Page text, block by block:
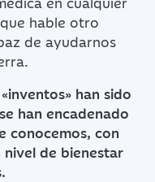
hable otro
de ayudarnos
han sido
han encadenado
conocemos, con
nivel de bienestar